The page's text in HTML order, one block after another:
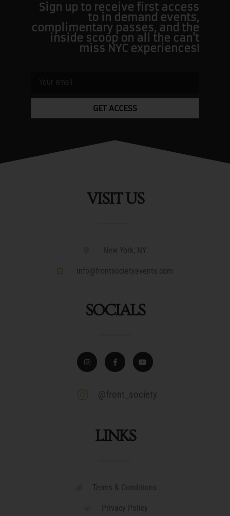
Sign up to receive first access
to in demand events,
complimentary passes, and the
inside scoop on all the can't
miss NYC experiences!
GET ACCESS
VISIT US
New York, NY
info@frontsocietyevents.com
SOCIALS
@front_society
LINKS
Terms & Conditions
Privacy Policy